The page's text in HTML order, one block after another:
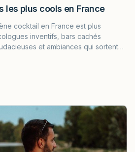
les plus cools en France
cocktail en France est plus
inventifs, bars cachés
et ambiances qui sortent…